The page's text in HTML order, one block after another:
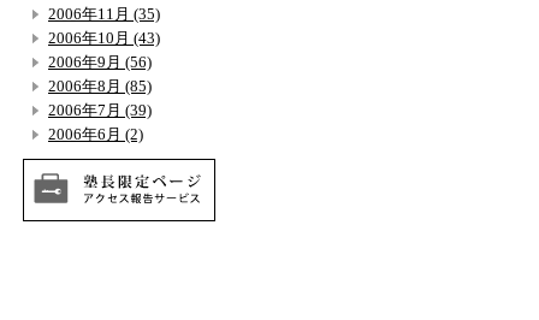
2006年11月 (35)
2006年10月 (43)
2006年9月 (56)
2006年8月 (85)
2006年7月 (39)
2006年6月 (2)